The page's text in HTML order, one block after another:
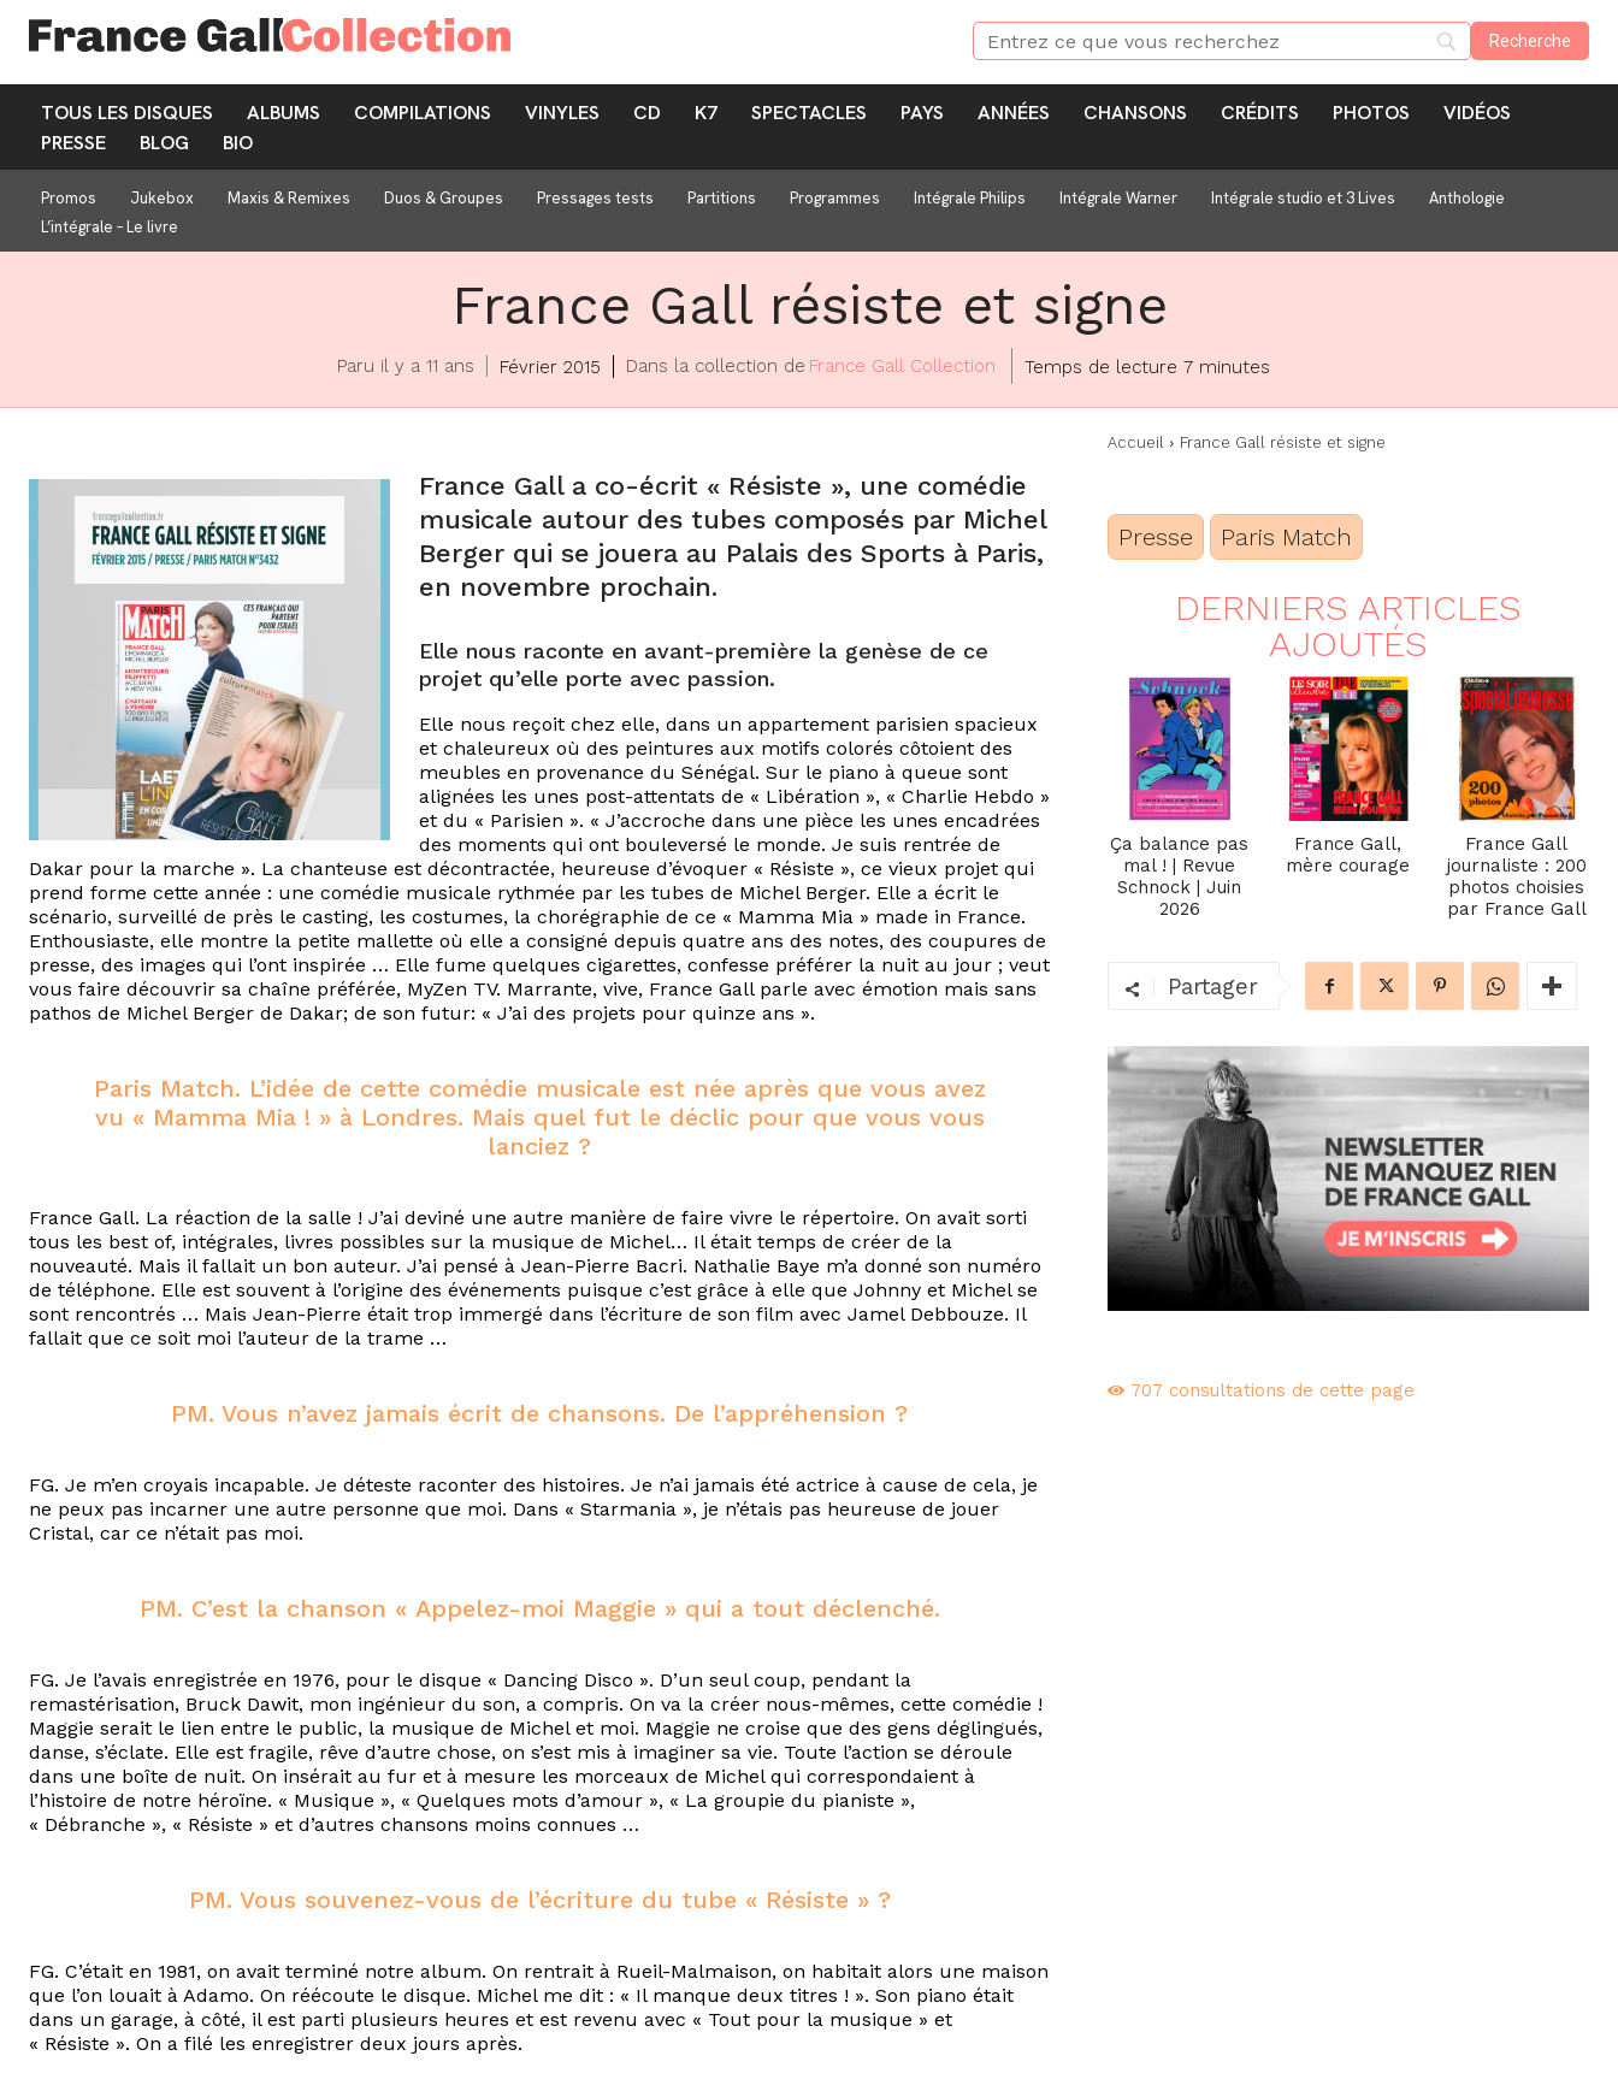
TOUS LES DISQUES ALBUMS COMPILATIONS VINYLES CD K7 SPECTACLES PAYS ANNÉES CHANSONS CRÉDITS PHOTOS
VIDÉOS
PRESSE
BLOG BIO
Promos Jukebox Maxis & Remixes Duos & Groupes Pressages tests Partitions Programmes Intégrale Philips Intégrale Warner Intégrale studio et 3 Lives
Anthologie
L’intégrale – Le livre
France Gall résiste et signe
Paru il y a 11 ans Février 2015 Dans la collection de France Gall Collection Temps de lecture 7minutes
France Gall a co-écrit « Résiste », une comédie
musicale autour des tubes composés par Michel
Berger qui se jouera au Palais des Sports à Paris,
en novembre prochain.
Elle nous raconte en avant-première la genèse de ce
projet qu’elle porte avec passion.
Elle nous reçoit chez elle, dans un appartement parisien spacieux
et chaleureux où des peintures aux motifs colorés côtoient des
meubles en provenance du Sénégal. Sur le piano à queue sont
alignées les unes post-attentats de « Libération », « Charlie Hebdo »
et du « Parisien ». « J’accroche dans une pièce les unes encadrées
des moments qui ont bouleversé le monde. Je suis rentrée de
Dakar pour la marche ». La chanteuse est décontractée, heureuse d’évoquer « Résiste », ce vieux projet qui
prend forme cette année : une comédie musicale rythmée par les tubes de Michel Berger. Elle a écrit le
scénario, surveillé de près le casting, les costumes, la chorégraphie de ce « Mamma Mia » made in France.
Enthousiaste, elle montre la petite mallette où elle a consigné depuis quatre ans des notes, des coupures de
presse, des images qui l’ont inspirée … Elle fume quelques cigarettes, confesse préférer la nuit au jour ; veut
vous faire découvrir sa chaîne préférée, MyZen TV. Marrante, vive, France Gall parle avec émotion mais sans
pathos de Michel Berger de Dakar; de son futur: « J’ai des projets pour quinze ans ».
Paris Match. L’idée de cette comédie musicale est née après que vous avez
vu « Mamma Mia ! » à Londres. Mais quel fut le déclic pour que vous vous
lanciez ?
France Gall. La réaction de la salle ! J’ai deviné une autre manière de faire vivre le répertoire. On avait sorti
tous les best of, intégrales, livres possibles sur la musique de Michel… Il était temps de créer de la
nouveauté. Mais il fallait un bon auteur. J’ai pensé à Jean-Pierre Bacri. Nathalie Baye m’a donné son numéro
de téléphone. Elle est souvent à l’origine des événements puisque c’est grâce à elle que Johnny et Michel se
sont rencontrés … Mais Jean-Pierre était trop immergé dans l’écriture de son film avec Jamel Debbouze. Il
fallait que ce soit moi l’auteur de la trame …
PM. Vous n’avez jamais écrit de chansons. De l’appréhension ?
FG. Je m’en croyais incapable. Je déteste raconter des histoires. Je n’ai jamais été actrice à cause de cela, je
ne peux pas incarner une autre personne que moi. Dans « Starmania », je n’étais pas heureuse de jouer
Cristal, car ce n’était pas moi.
PM. C’est la chanson « Appelez-moi Maggie » qui a tout déclenché.
FG. Je l’avais enregistrée en 1976, pour le disque « Dancing Disco ». D’un seul coup, pendant la
remastérisation, Bruck Dawit, mon ingénieur du son, a compris. On va la créer nous-mêmes, cette comédie !
Maggie serait le lien entre le public, la musique de Michel et moi. Maggie ne croise que des gens déglingués,
danse, s’éclate. Elle est fragile, rêve d’autre chose, on s’est mis à imaginer sa vie. Toute l’action se déroule
dans une boîte de nuit. On insérait au fur et à mesure les morceaux de Michel qui correspondaient à
l’histoire de notre héroïne. « Musique », « Quelques mots d’amour », « La groupie du pianiste »,
« Débranche », « Résiste » et d’autres chansons moins connues …
PM. Vous souvenez-vous de l’écriture du tube « Résiste » ?
FG. C’était en 1981, on avait terminé notre album. On rentrait à Rueil-Malmaison, on habitait alors une maison
que l’on louait à Adamo. On réécoute le disque. Michel me dit : « Il manque deux titres ! ». Son piano était
dans un garage, à côté, il est parti plusieurs heures et est revenu avec « Tout pour la musique » et
« Résiste ». On a filé les enregistrer deux jours après.
Accueil France Gall résiste et signe
Presse Paris Match
DERNIERS ARTICLES
AJOUTÉS
Ça balance pas
mal ! | Revue
Schnock | Juin
2026
France Gall,
mère courage
France Gall
journaliste : 200
photos choisies
par France Gall
Partager
707 consultations de cette page